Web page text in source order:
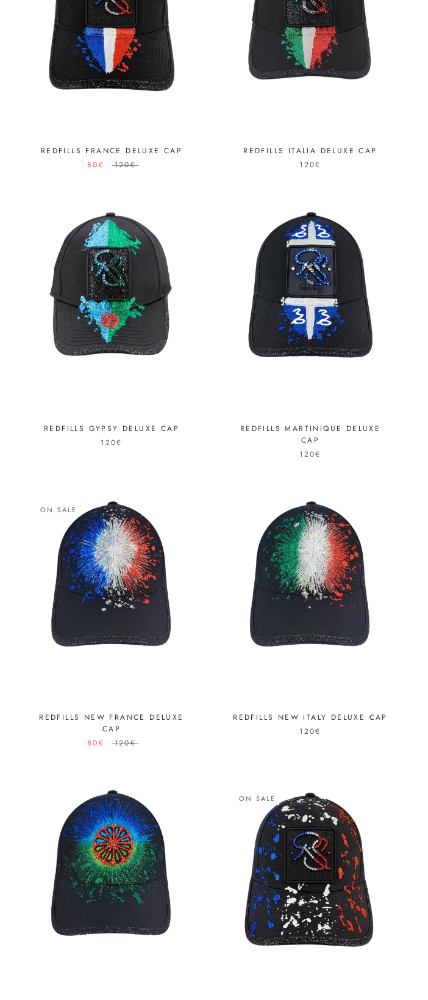
REDFILLS FRANCE DELUXE CAP
80€
120€
REDFILLS ITALIA DELUXE CAP
120€
REDFILLS GYPSY DELUXE CAP
120€
REDFILLS MARTINIQUE DELUXE
CAP
120€
ON SALE
REDFILLS NEW FRANCE DELUXE
CAP
80€
120€
REDFILLS NEW ITALY DELUXE CAP
120€
ON SALE